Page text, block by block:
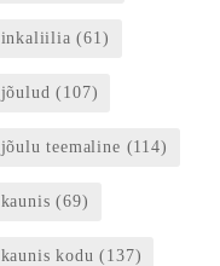
inkaliilia (61)
jõulud (107)
jõulu teemaline (114)
kaunis (69)
kaunis kodu (137)